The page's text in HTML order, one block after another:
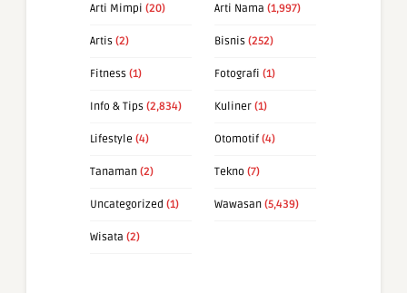
Arti Mimpi (20) Arti Nama (1,997)
Artis (2) Bisnis (252)
Fitness (1) Fotografi (1)
Info & Tips (2,834) Kuliner (1)
Lifestyle (4) Otomotif (4)
Tanaman (2) Tekno (7)
Uncategorized (1) Wawasan (5,439)
Wisata (2)